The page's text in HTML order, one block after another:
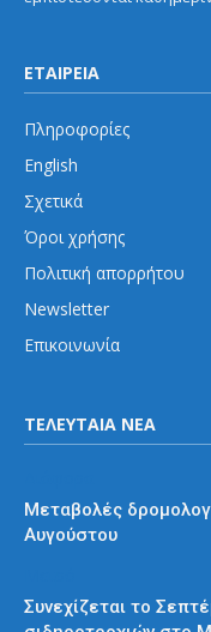
ΕΤΑΙΡΕΙΑ
Πληροφορίες
English
Σχετικά
Όροι χρήσης
Πολιτική απορρήτου
Newsletter
Επικοινωνία
ΤΕΛΕΥΤΑΙΑ ΝΕΑ
Μεταβολές
Αυγούστου
Συνεχίζεται το